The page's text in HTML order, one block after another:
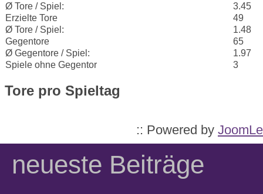
Ø Tore / Spiel:
3.45
Erzielte Tore
49
Ø Tore / Spiel:
1.48
Gegentore
65
Ø Gegentore / Spiel:
1.97
Spiele ohne Gegentor
3
Tore pro Spieltag
:: Powered by
neueste Beiträge